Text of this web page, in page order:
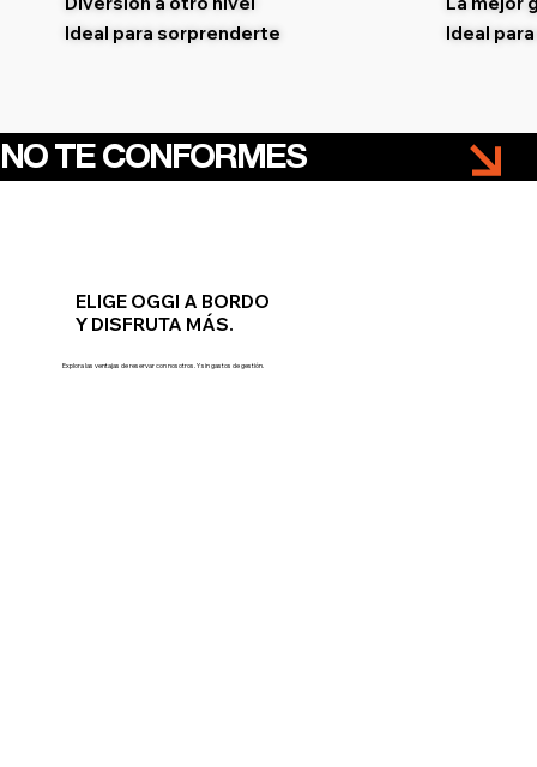
Ideal para sorprenderte
Ideal
NO TE CONFORMES
ELIGE OGGI A BORDO
Y DISFRUTA MÁS.
Explora las ventajas de reservar con nosotros. Y sin gastos de gestión.